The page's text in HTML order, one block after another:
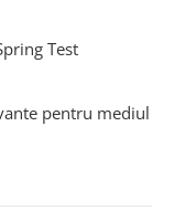
Test
pentru mediul